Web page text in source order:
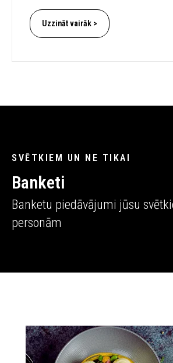
Uzzināt vairāk >
SVĒTKIEM UN NE TIKAI
Banketi
Banketu piedāvājumi jūsu
personām